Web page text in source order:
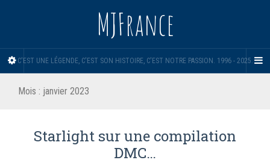
MJFrance
C'EST UNE LÉGENDE, C'EST SON HISTOIRE, C'EST NOTRE PASSION. 1996 - 2025.
Mois : janvier 2023
Starlight sur une compilation
DMC…